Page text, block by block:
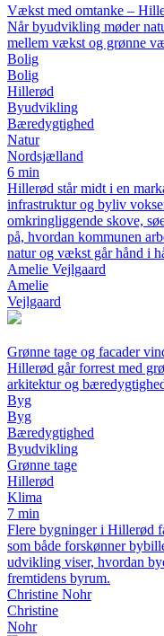
Vækst med omtanke –
Når byudvikling møder
mellem vækst og grønne
Bolig
Bolig
Hillerød
Byudvikling
Bæredygtighed
Natur
Nordsjælland
6 min
Hillerød står midt i en
infrastruktur og byliv
omkringliggende skove,
på, hvordan kommunen
natur og vækst går hånd i
Amelie Vejlgaard
Amelie
Vejlgaard
Grønne tage og facader
Hillerød går forrest med
arkitektur og
Byg
Byg
Bæredygtighed
Byudvikling
Grønne tage
Hillerød
Klima
7 min
Flere bygninger i Hillerød
som både forskønner
udvikling viser, hvordan
fremtidens byrum.
Christine Nohr
Christine
Nohr